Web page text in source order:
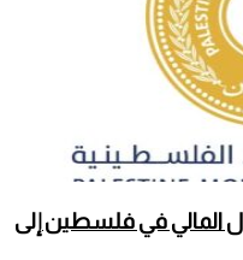
المالي في فلسطين إلى